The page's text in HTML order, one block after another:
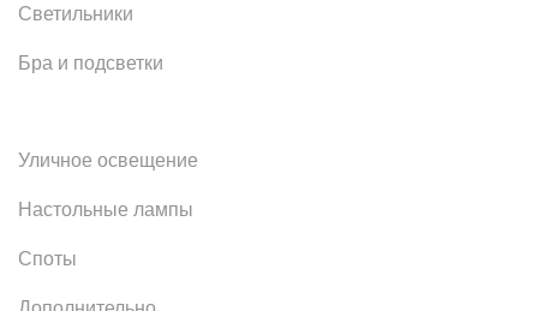
Светильники
Бра и подсветки
Уличное освещение
Настольные лампы
Споты